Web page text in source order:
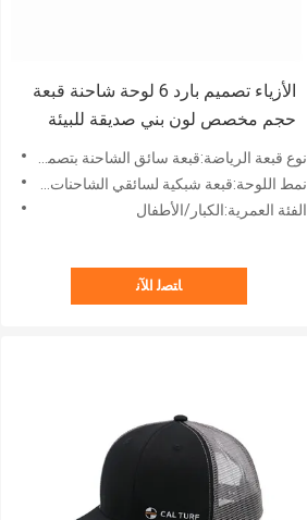
الأزياء تصميم بارد 6 لوحة شاحنة قبعة
حجم مخصص لون بني صديقة للبيئة
نوع قبعة الرياضة:قبعة سائق الشاحنة بتصميم أنيق مكون من 5 ألواح مقاس مخصص لون بني وصديقة للبيئة
نمط اللوحة:قبعة شبكية لسائقي الشاحنات مكونة من 6 ألواح
الفئة العمرية:الكبار/الأطفال
ﺎﺘﺼﻟ ﺍﻶﻧ